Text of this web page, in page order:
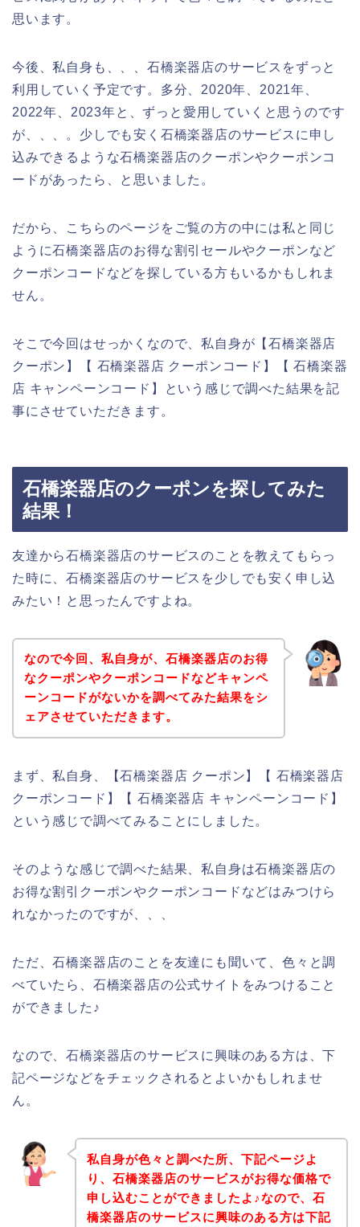
思います。
今後、私自身も、、、石橋楽器店のサービスをずっと
利用していく予定です。多分、2020年、2021年、
2022年、2023年と、ずっと愛用していくと思うのです
が、、、。少しでも安く石橋楽器店のサービスに申し
込みできるような石橋楽器店のクーポンやクーポンコ
ードがあったら、と思いました。
だから、こちらのページをご覧の方の中には私と同じ
ように石橋楽器店のお得な割引セールやクーポンなど
クーポンコードなどを探している方もいるかもしれま
せん。
そこで今回はせっかくなので、私自身が【石橋楽器店
クーポン】【 石橋楽器店 クーポンコード】【 石橋楽器
店 キャンペーンコード】という感じで調べた結果を記
事にさせていただきます。
石橋楽器店のクーポンを探してみた
結果！
友達から石橋楽器店のサービスのことを教えてもらっ
た時に、石橋楽器店のサービスを少しでも安く申し込
みたい！と思ったんですよね。
なので今回、私自身が、石橋楽器店のお得
なクーポンやクーポンコードなどキャンペ
ーンコードがないかを調べてみた結果をシ
ェアさせていただきます。
まず、私自身、【石橋楽器店 クーポン】【 石橋楽器店
クーポンコード】【 石橋楽器店 キャンペーンコード】
という感じで調べてみることにしました。
そのような感じで調べた結果、私自身は石橋楽器店の
お得な割引クーポンやクーポンコードなどはみつけら
れなかったのですが、、、
ただ、石橋楽器店のことを友達にも聞いて、色々と調
べていたら、石橋楽器店の公式サイトをみつけること
ができました♪
なので、石橋楽器店のサービスに興味のある方は、下
記ページなどをチェックされるとよいかもしれませ
ん。
私自身が色々と調べた所、下記ページよ
り、石橋楽器店のサービスがお得な価格で
申し込むことができましたよ♪なので、石
橋楽器店のサービスに興味のある方は下記